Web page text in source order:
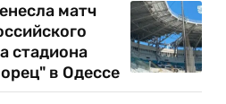
матч
стадиона
в Одессе